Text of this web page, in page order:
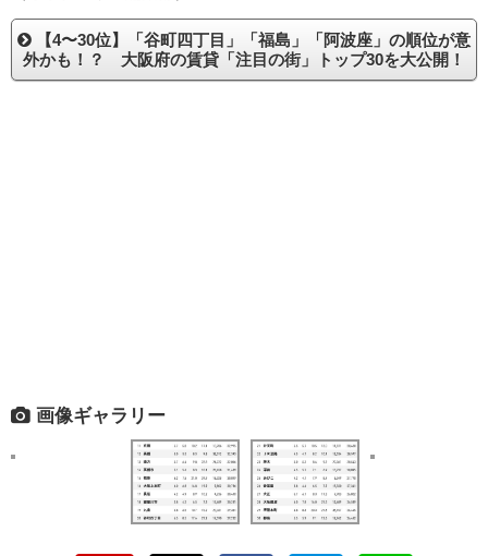
【4〜30位】「谷町四丁目」「福島」「阿波座」の順位が意
外かも！？ 大阪府の賃貸「注目の街」トップ30を大公開！
画像ギャラリー